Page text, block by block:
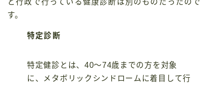
と行政で行っている健康診断は別のものだったので
す。
特定診断
特定健診とは、40～74歳までの方を対象
に、メタボリックシンドロームに着目して行